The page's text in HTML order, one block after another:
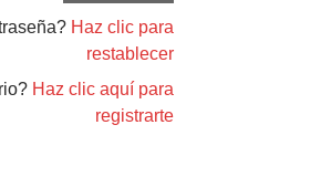
Haz clic para
restablecer
Haz clic aquí para
registrarte